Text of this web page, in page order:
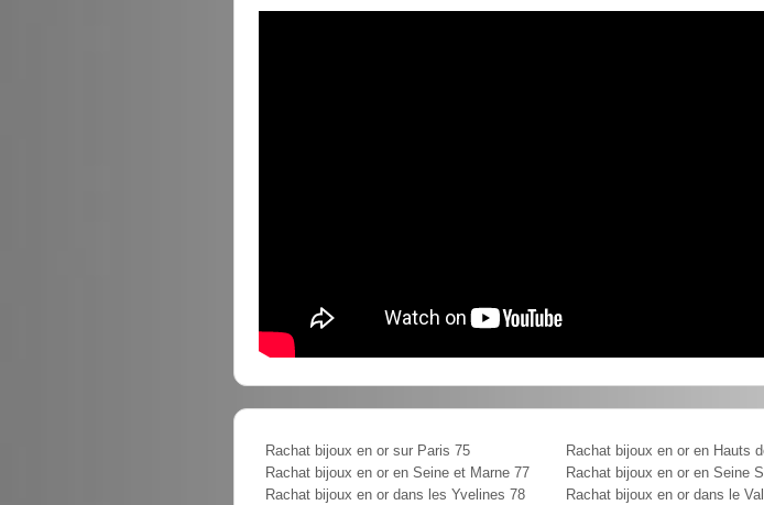
Rachat bijoux en or sur Paris 75
Rachat bijoux en or en Seine et Marne 77
Rachat bijoux en or dans les Yvelines 78
Rachat bijoux en or en Hauts
Rachat bijoux en or en Seine
Rachat bijoux en or dans le